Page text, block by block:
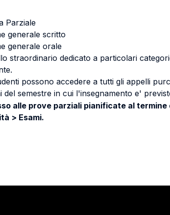
Parziale
generale scritto
generale orale
straordinario dedicato a particolari
possono accedere a tutti gli appelli
del semestre in cui l'insegnamento e'
alle prove parziali pianificate al
> Esami.